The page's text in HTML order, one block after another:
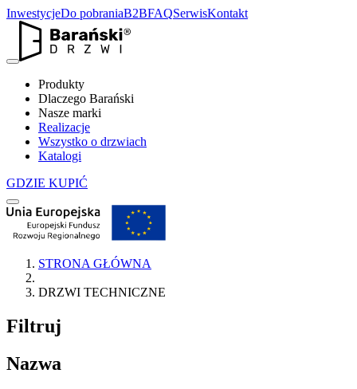
InwestycjeDo pobraniaB2BFAQSerwisKontakt
Produkty
Dlaczego Barański
Nasze marki
Realizacje
Wszystko o drzwiach
Katalogi
GDZIE KUPIĆ
STRONA GŁÓWNA
DRZWI TECHNICZNE
Filtruj
Nazwa